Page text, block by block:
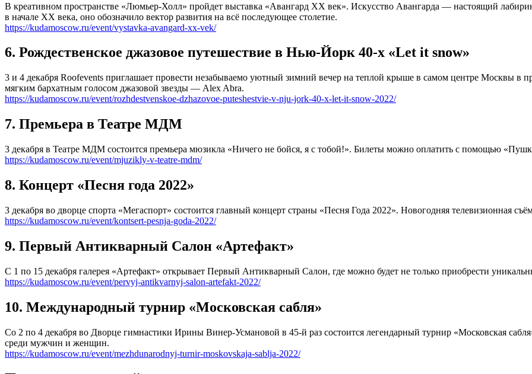
В креативном пространстве «Люмьер-Холл» пройдет выставка «Авангард ХХ век». Искусство Авангарда — настоящий
в начале ХХ века, оно обозначило вектор развития на всё последующее столетие.
https://kudamoscow.ru/event/vystavka-avangard-xx-vek/
6. Рождественское джазовое путешествие в Нью-Йорк 40-х «Let it snow»
3 и 4 декабря Roofevents приглашает провести незабываемо уютный зимний вечер на теплой крыше в самом центре Москвы в
мягким бархатным голосом джазовой звезды — Alex Abra.
https://kudamoscow.ru/event/rozhdestvenskoe-dzhazovoe-puteshestvie-v-nju-jork-40-x-let-it-snow-2022/
7. Премьера в Театре МДМ
3 декабря в Театре МДМ состоится премьера мюзикла «Ничего не бойся, я с тобой!». Билеты можно оплатить с помощью
https://kudamoscow.ru/event/mjuzikly-v-teatre-mdm/
8. Концерт «Песня года 2022»
3 декабря во дворце спорта «Мегаспорт» состоится главный концерт страны «Песня Года 2022». Новогодняя телевизионная
https://kudamoscow.ru/event/kontsert-pesnja-goda-2022/
9. Первый Антикварный Салон «Артефакт»
С 1 по 15 декабря галерея «Артефакт» открывает Первый Антикварный Салон, где можно будет не только приобрести
https://kudamoscow.ru/event/pervyj-antikvarnyj-salon-artefakt-2022/
10. Международный турнир «Московская сабля»
Со 2 по 4 декабря во Дворце гимнастики Ирины Винер-Усмановой в 45-й раз состоится легендарный турнир «Московская
среди мужчин и женщин.
https://kudamoscow.ru/event/mezhdunarodnyj-turnir-moskovskaja-sablja-2022/